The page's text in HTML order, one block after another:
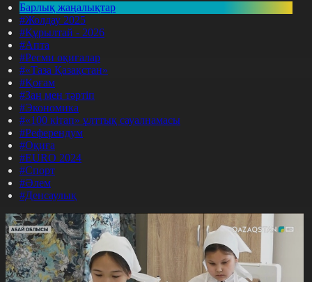
Барлық жаңалықтар
#Жолдау 2025
#Құрылтай - 2026
#Апта
#Ресми оқиғалар
#«Таза Қазақстан»
#Қоғам
#Заң мен тәртіп
#Экономика
#«100 кітап» ұлттық сауалнамасы
#Референдум
#Оқиға
#EURO 2024
#Спорт
#Әлем
#Денсаулық